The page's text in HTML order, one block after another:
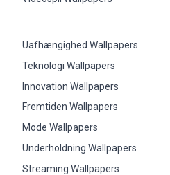
Uafhængighed Wallpapers
Teknologi Wallpapers
Innovation Wallpapers
Fremtiden Wallpapers
Mode Wallpapers
Underholdning Wallpapers
Streaming Wallpapers